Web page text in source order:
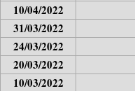
10/04/2022
31/03/2022
24/03/2022
20/03/2022
10/03/2022